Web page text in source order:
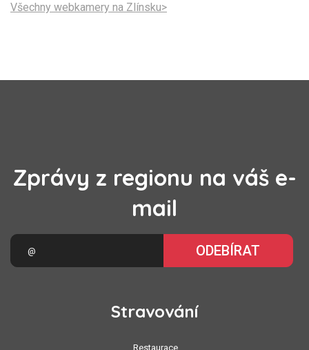
Všechny webkamery na Zlínsku>
Zprávy z regionu na váš e-
mail
ODEBÍRAT
Stravování
Restaurace